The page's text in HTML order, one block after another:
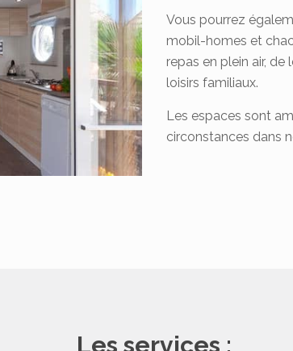
Vous pourrez
mobil-homes et
repas en plein air,
loisirs familiaux.
Les espaces sont
circonstances dans
Les services :